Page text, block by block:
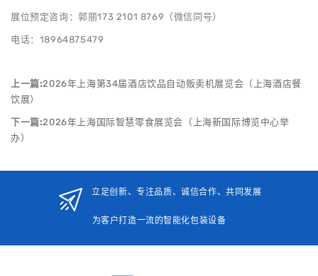
展位预定咨询：郭丽173 2101 8769（微信同号）
电话：18964875479
上一篇:2026年上海第34届酒店饮品自动贩卖机展览会（上海酒店餐
饮展）
下一篇:2026年上海国际智慧零食展览会（上海新国际博览中心举
办）
立足创新、专注品质、诚信合作、共同发展
为客户打造一流的智能化包装设备